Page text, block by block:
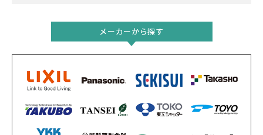
メーカーから探す